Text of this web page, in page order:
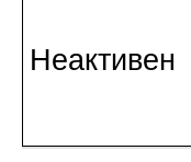
Неактивен